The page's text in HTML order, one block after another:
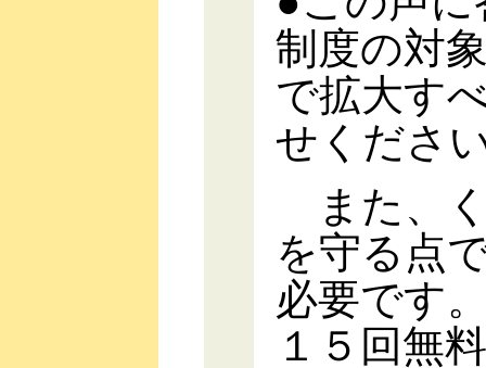
制度の対
で拡大す
せくださ
また、
を守る点
必要です
１５回無